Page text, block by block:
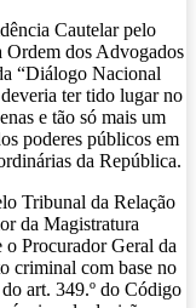
Cautelar pelo
Ordem dos Advogados
“Diálogo Nacional
ter tido lugar no
e tão só mais um
poderes públicos em
da República.
Tribunal da Relação
da Magistratura
Procurador Geral da
criminal com base no
art. 349.º do Código